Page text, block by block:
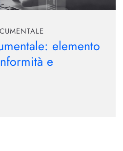
elemento
e